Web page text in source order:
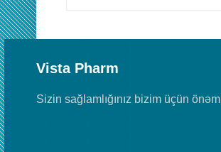
Vista Pharm
Sizin sağlamlığınız bizim üçün